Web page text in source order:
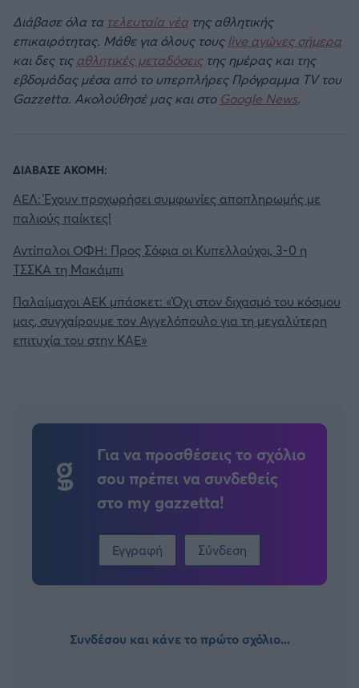
Διάβασε όλα τα τελευταία νέα της αθλητικής
επικαιρότητας. Μάθε για όλους τους live αγώνες σήμερα
και δες τιςαθλητικές μεταδόσειςτης ημέρας και της
εβδομάδας μέσα από το υπερπλήρες Πρόγραμμα TV του
Gazzetta. Ακολούθησέ μας και στο Google News.
ΔΙΑΒΑΣΕ ΑΚΟΜΗ:
ΑΕΛ: Έχουν προχωρήσει συμφωνίες αποπληρωμής με
παλιούς παίκτες!
Αντίπαλοι ΟΦΗ: Προς Σόφια οι Κυπελλούχοι, 3-0 η
ΤΣΣΚΑ τη Μακάμπι
Παλαίμαχοι ΑΕΚ μπάσκετ: «Όχι στον διχασμό του κόσμου
μας, συγχαίρουμε τον Αγγελόπουλο για τη μεγαλύτερη
επιτυχία του στην ΚΑΕ»
Για να προσθέσεις το σχόλιο
σου πρέπει να συνδεθείς
στο my gazzetta!
Εγγραφή Σύνδεση
Συνδέσου και κάνε το πρώτο σχόλιο...